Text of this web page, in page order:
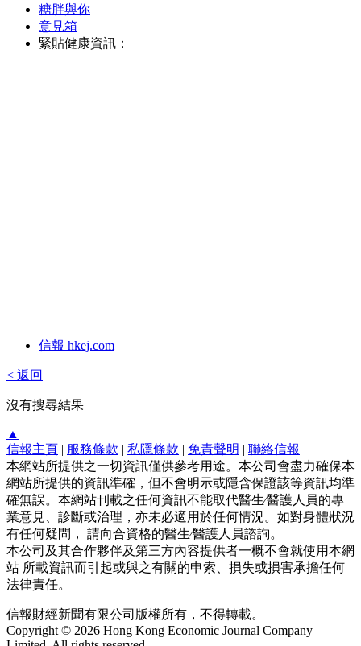
糖胖與你
意見箱
緊貼健康資訊：
信報 hkej.com
< 返回
沒有搜尋結果
▲
信報主頁 | 服務條款 | 私隱條款 | 免責聲明 | 聯絡信報
本網站所提供之一切資訊僅供參考用途。本公司會盡力確保本
網站所提供的資訊準確，但不會明示或隱含保證該等資訊均準
確無誤。本網站刊載之任何資訊不能取代醫生∕醫護人員的專
業意見、診斷或治理，亦未必適用於任何情況。如對身體狀況
有任何疑問， 請向合資格的醫生∕醫護人員諮詢。
本公司及其合作夥伴及第三方內容提供者一概不會就使用本網
站 所載資訊而引起或與之有關的申索、損失或損害承擔任何
法律責任。
信報財經新聞有限公司版權所有，不得轉載。
Copyright © 2026 Hong Kong Economic Journal Company